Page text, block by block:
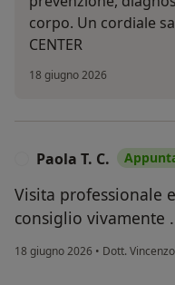
corpo. Un cordiale
CENTER
18 giugno 2026
Paola T. C.
Visita professionale
consiglio vivamente .
18 giugno 2026 • Dott.